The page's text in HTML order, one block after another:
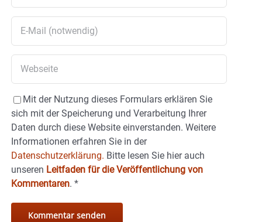
Mit der Nutzung dieses Formulars erklären Sie
sich mit der Speicherung und Verarbeitung Ihrer
Daten durch diese Website einverstanden. Weitere
Informationen erfahren Sie in der
Datenschutzerklärung. Bitte lesen Sie hier auch
unseren Leitfaden für die Veröffentlichung von
Kommentaren. *